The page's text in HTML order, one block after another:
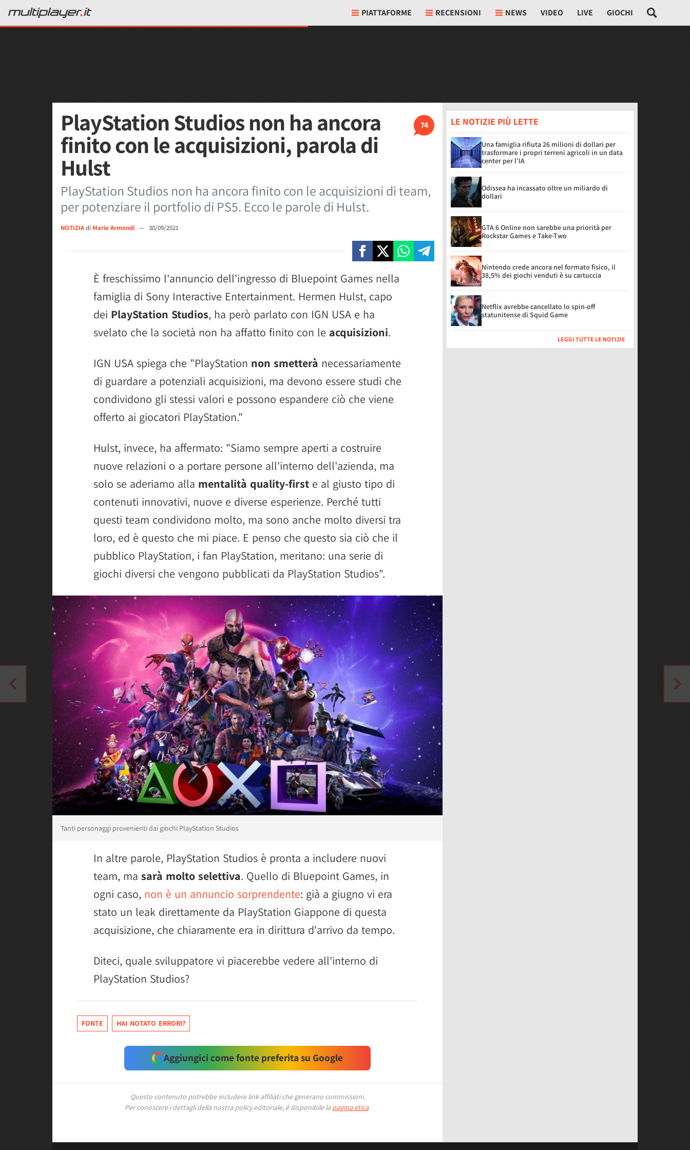
PIATTAFORME RECENSIONI NEWS VIDEO LIVE GIOCHI
74
PlayStation Studios non ha ancora
finito con le acquisizioni, parola di
Hulst
PlayStation Studios non ha ancora finito con le acquisizioni di team,
per potenziare il portfolio di PS5. Ecco le parole di Hulst.
NOTIZIAdi Marie Armondi — 30/09/2021
È freschissimo l'annuncio dell'ingresso di Bluepoint Games nella
famiglia di Sony Interactive Entertainment. Hermen Hulst, capo
dei PlayStation Studios, ha però parlato con IGN USA e ha
svelato che la società non ha affatto finito con le acquisizioni.
IGN USA spiega che "PlayStation non smetterà necessariamente
di guardare a potenziali acquisizioni, ma devono essere studi che
condividono gli stessi valori e possono espandere ciò che viene
offerto ai giocatori PlayStation."
Hulst, invece, ha affermato: "Siamo sempre aperti a costruire
nuove relazioni o a portare persone all'interno dell'azienda, ma
solo se aderiamo alla mentalità quality-first e al giusto tipo di
contenuti innovativi, nuove e diverse esperienze. Perché tutti
questi team condividono molto, ma sono anche molto diversi tra
loro, ed è questo che mi piace. E penso che questo sia ciò che il
pubblico PlayStation, i fan PlayStation, meritano: una serie di
giochi diversi che vengono pubblicati da PlayStation Studios".
Tanti personaggi provenienti dai giochi PlayStation Studios
In altre parole, PlayStation Studios è pronta a includere nuovi
team, ma sarà molto selettiva. Quello di Bluepoint Games, in
ogni caso, non è un annuncio sorprendente: già a giugno vi era
stato un leak direttamente da PlayStation Giappone di questa
acquisizione, che chiaramente era in dirittura d'arrivo da tempo.
Diteci, quale sviluppatore vi piacerebbe vedere all'interno di
PlayStation Studios?
FONTE HAI NOTATO ERRORI?
Aggiungici come fonte preferita su Google
Questo contenuto potrebbe includere link affiliati che generano commissioni.
Per conoscere i dettagli della nostra policy editoriale, è disponibile la pagina etica.
LE NOTIZIE PIÙ LETTE
Una famiglia rifiuta 26 milioni di dollari per
trasformare i propri terreni agricoli in un data
center per l'IA
Odissea ha incassato oltre un miliardo di
dollari
GTA 6 Online non sarebbe una priorità per
Rockstar Games e Take-Two
Nintendo crede ancora nel formato fisico, il
38,5% dei giochi venduti è su cartuccia
Netflix avrebbe cancellato lo spin-off
statunitense di Squid Game
LEGGI TUTTE LE NOTIZIE